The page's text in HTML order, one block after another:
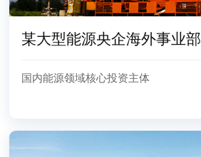
某大型能源央企海外事业部
国内能源领域核心投资主体